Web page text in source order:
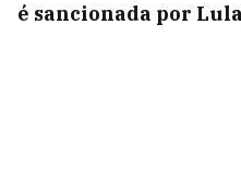
é sancionada por